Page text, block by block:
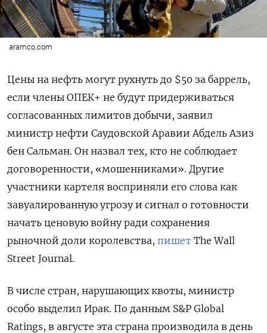
aramco.com
Цены на нефть могут рухнуть до $50 за баррель,
если члены ОПЕК+ не будут придерживаться
согласованных лимитов добычи, заявил
министр нефти Саудовской Аравии Абдель Азиз
бен Сальман. Он назвал тех, кто не соблюдает
договоренности, «мошенниками». Другие
участники картеля восприняли его слова как
завуалированную угрозу и сигнал о готовности
начать ценовую войну ради сохранения
рыночной доли королевства, пишет The Wall
Street Journal.
В числе стран, нарушающих квоты, министр
особо выделил Ирак. По данным S&P Global
Ratings, в августе эта страна производила в день